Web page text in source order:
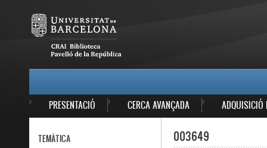
PRESENTACIÓ CERCA AVANÇADA ADQUISICIÓ
003649
TEMÀTICA